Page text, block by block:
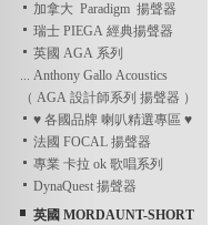
加拿大 Paradigm 揚聲器
瑞士 PIEGA 經典揚聲器
英國 AGA 系列
... Anthony Gallo Acoustics
（ AGA 設計師系列 揚聲器 ）
♥ 各國品牌 喇叭精選專區 ♥
法國 FOCAL 揚聲器
專業 卡拉 ok 歌唱系列
DynaQuest 揚聲器
英國 MORDAUNT-SHORT